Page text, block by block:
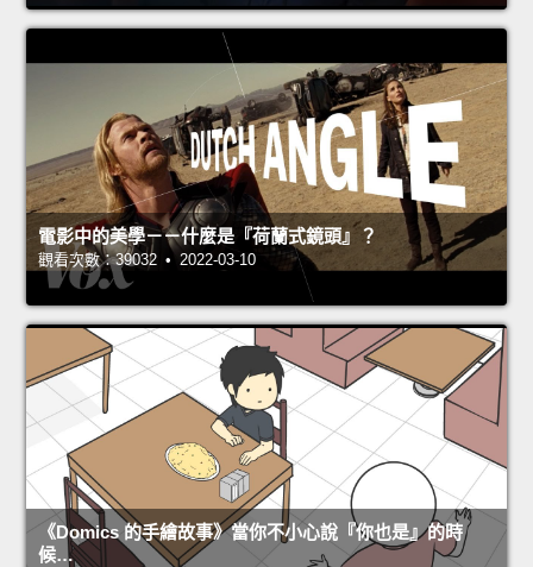
電影中的美學－－什麼是『荷蘭式鏡頭』？
觀看次數：39032 • 2022-03-10
《Domics 的手繪故事》當你不小心說『你也是』的時
候…